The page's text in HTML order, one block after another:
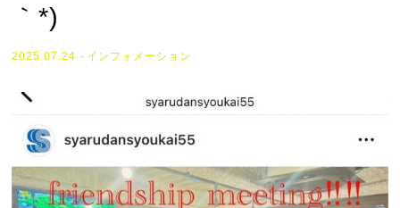
｀*)
2025.07.24 インフォメーション